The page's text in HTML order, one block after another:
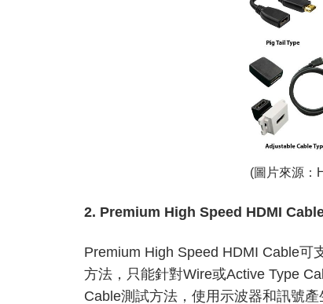
(圖片來源：
2. Premium High Speed HDMI
Premium High Speed HDMI Cable可
方法，只能針對Wire或Active Type
Cable測試方法，使用示波器和訊號